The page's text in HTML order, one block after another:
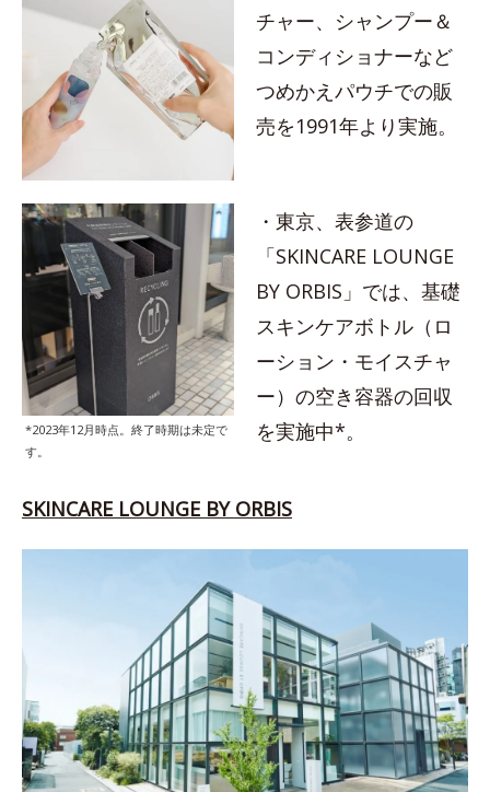
チャー、シャンプー＆
コンディショナーなど
つめかえパウチでの販
売を1991年より実施。
*2023年12月時点。終了時期は未定で
す。
・東京、表参道の
「SKINCARE LOUNGE
BY ORBIS」では、基礎
スキンケアボトル（ロ
ーション・モイスチャ
ー）の空き容器の回収
を実施中*。
SKINCARE LOUNGE BY ORBIS